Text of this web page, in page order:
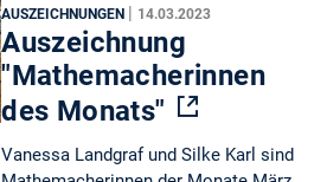
AUSZEICHNUNGEN | 14.03.2023
Auszeichnung
"Mathemacherinnen
des Monats"
Vanessa Landgraf und Silke Karl sind